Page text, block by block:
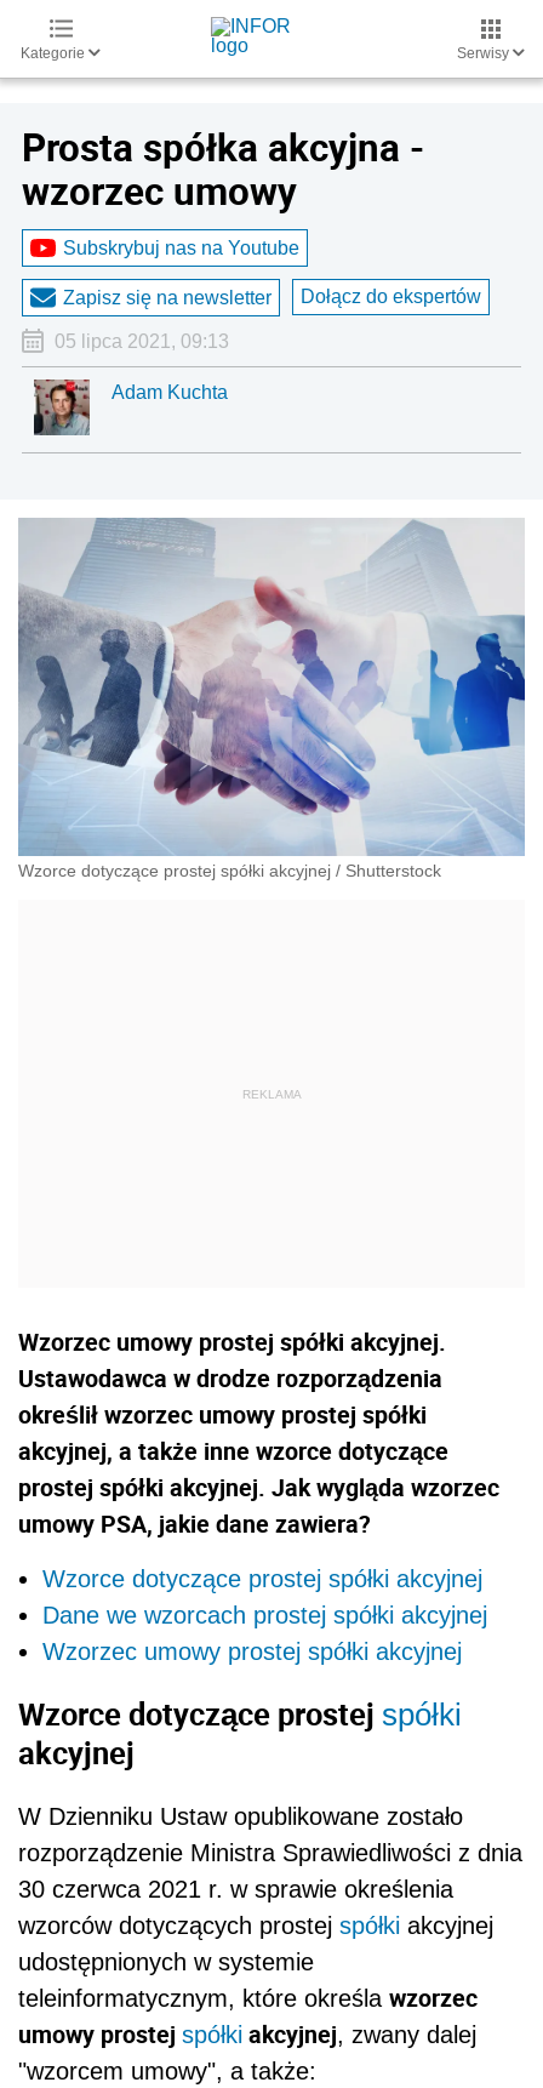
Kategorie Serwisy
Prosta spółka akcyjna -
wzorzec umowy
Subskrybuj nas na Youtube
Zapisz się na newsletter Dołącz do ekspertów
05 lipca 2021, 09:13
Adam Kuchta
Wzorce dotyczące prostej spółki akcyjnej / Shutterstock
Wzorzec umowy prostej spółki akcyjnej.
Ustawodawca w drodze rozporządzenia
określił wzorzec umowy prostej spółki
akcyjnej, a także inne wzorce dotyczące
prostej spółki akcyjnej. Jak wygląda wzorzec
umowy PSA, jakie dane zawiera?
Wzorce dotyczące prostej spółki akcyjnej
Dane we wzorcach prostej spółki akcyjnej
Wzorzec umowy prostej spółki akcyjnej
Wzorce dotyczące prostej spółki
akcyjnej
W Dzienniku Ustaw opublikowane zostało
rozporządzenie Ministra Sprawiedliwości z dnia
30 czerwca 2021 r. w sprawie określenia
wzorców dotyczących prostej spółki akcyjnej
udostępnionych w systemie
teleinformatycznym, które określa wzorzec
umowy prostej spółki akcyjnej, zwany dalej
"wzorcem umowy", a także: